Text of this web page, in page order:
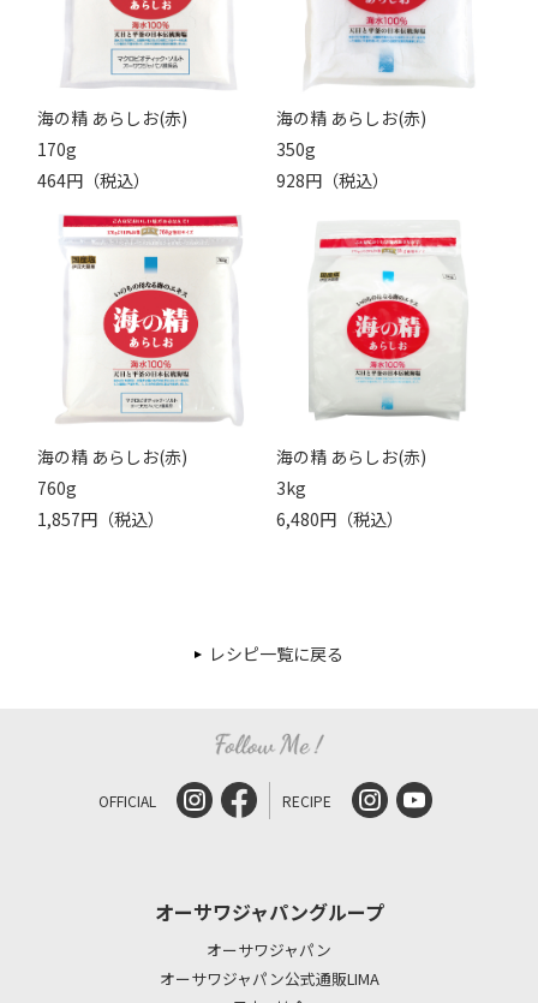
海の精 あらしお(赤)
170g
464円（税込）
海の精 あらしお(赤)
350g
928円（税込）
海の精 あらしお(赤)
760g
1,857円（税込）
海の精 あらしお(赤)
3kg
6,480円（税込）
レシピ一覧に戻る
OFFICIAL RECIPE
オーサワジャパングループ
オーサワジャパン
オーサワジャパン公式通販LIMA